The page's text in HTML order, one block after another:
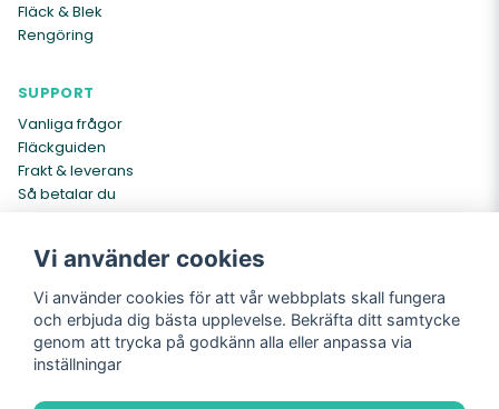
Fläck & Blek
Rengöring
SUPPORT
Vanliga frågor
Fläckguiden
Frakt & leverans
Så betalar du
Om oss
Köpvillkor
Cookies
Integritetspolicy
Returer
Vi använder cookies
Vi använder cookies för att vår webbplats skall fungera
och erbjuda dig bästa upplevelse. Bekräfta ditt samtycke
genom att trycka på godkänn alla eller anpassa via
inställningar